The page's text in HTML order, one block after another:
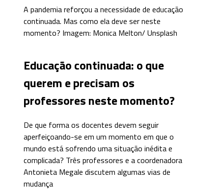
A pandemia reforçou a necessidade de educação
continuada. Mas como ela deve ser neste
momento? Imagem: Monica Melton/ Unsplash
Educação continuada: o que
querem e precisam os
professores neste momento?
De que forma os docentes devem seguir
aperfeiçoando-se em um momento em que o
mundo está sofrendo uma situação inédita e
complicada? Três professores e a coordenadora
Antonieta Megale discutem algumas vias de
mudança